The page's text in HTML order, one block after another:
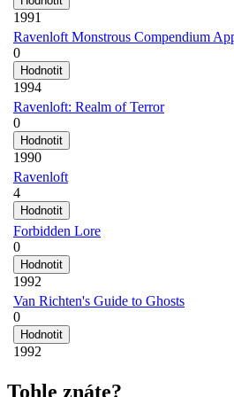
1991
Ravenloft Monstrous Compendium
0
1994
Ravenloft: Realm of Terror
0
1990
Ravenloft
4
Forbidden Lore
0
1992
Van Richten's Guide to Ghosts
0
1992
Tohle znáte?